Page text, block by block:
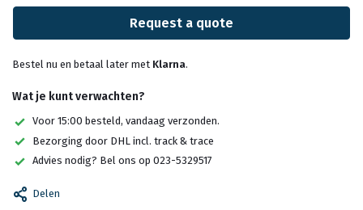
Request a quote
Bestel nu en betaal later met Klarna.
Wat je kunt verwachten?
Voor 15:00 besteld, vandaag verzonden.
Bezorging door DHL incl. track & trace
Advies nodig? Bel ons op 023-5329517
Delen